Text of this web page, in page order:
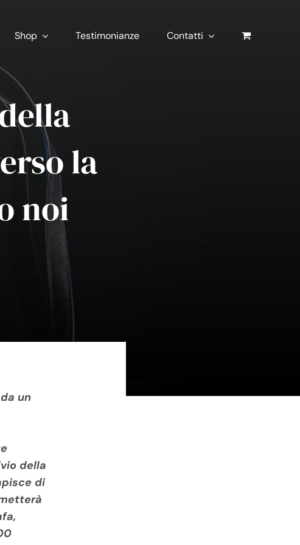
Shop Testimonianze Contatti
la
noi
un
della
di